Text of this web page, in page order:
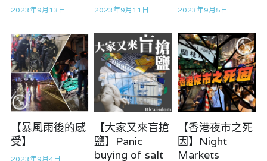
張美雄專欄
莊豪鋒專欄
香港科技專上書院｜專欄
2023年9月13日 2023年9月11日 2023年9月5日
【暴風雨後的感
受】
2023年9月4日
【大家又來盲搶
鹽】Panic
buying of salt
【香港夜市之死
因】Night
Markets
美西極權主義
極端暴恐實錄
黃萬成專欄
支聯會案
宏福火災正視聽